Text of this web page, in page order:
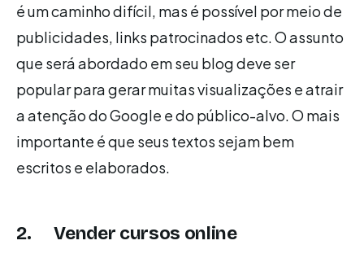
é um caminho difícil, mas é possível por meio de
publicidades, links patrocinados etc. O assunto
que será abordado em seu blog deve ser
popular para gerar muitas visualizações e atrair
a atenção do Google e do público-alvo. O mais
importante é que seus textos sejam bem
escritos e elaborados.
2. Vender cursos online